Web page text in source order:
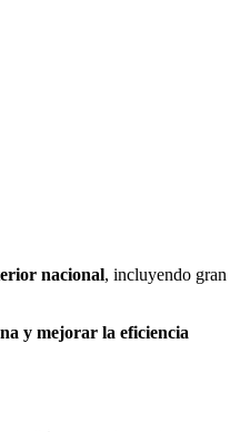
nacional, incluyendo gran
y mejorar la eficiencia